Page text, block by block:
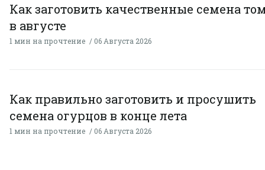
Как заготовить качественные семена
в августе
1 мин на прочтение 06 Августа 2026
Как правильно заготовить и просушить
семена огурцов в конце лета
1 мин на прочтение 06 Августа 2026